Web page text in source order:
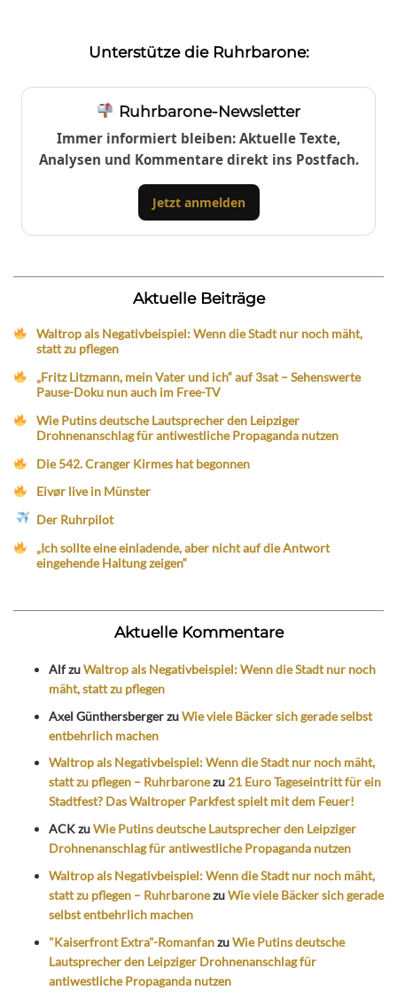
Unterstütze die Ruhrbarone:
Ruhrbarone-Newsletter
Immer informiert bleiben: Aktuelle Texte,
Analysen und Kommentare direkt ins Postfach.
Jetzt anmelden
Aktuelle Beiträge
Waltrop als Negativbeispiel: Wenn die Stadt nur noch mäht,
statt zu pflegen
„Fritz Litzmann, mein Vater und ich“ auf 3sat – Sehenswerte
Pause-Doku nun auch im Free-TV
Wie Putins deutsche Lautsprecher den Leipziger
Drohnenanschlag für antiwestliche Propaganda nutzen
Die 542. Cranger Kirmes hat begonnen
Eivør live in Münster
Der Ruhrpilot
„Ich sollte eine einladende, aber nicht auf die Antwort
eingehende Haltung zeigen“
Aktuelle Kommentare
AlfzuWaltrop als Negativbeispiel: Wenn die Stadt nur noch
mäht, statt zu pflegen
Axel GünthersbergerzuWie viele Bäcker sich gerade selbst
entbehrlich machen
Waltrop als Negativbeispiel: Wenn die Stadt nur noch mäht,
statt zu pflegen – Ruhrbaronezu 21 Euro Tageseintritt für ein
Stadtfest? Das Waltroper Parkfest spielt mit dem Feuer!
ACKzuWie Putins deutsche Lautsprecher den Leipziger
Drohnenanschlag für antiwestliche Propaganda nutzen
Waltrop als Negativbeispiel: Wenn die Stadt nur noch mäht,
statt zu pflegen – RuhrbaronezuWie viele Bäcker sich gerade
selbst entbehrlich machen
"Kaiserfront Extra"-RomanfanzuWie Putins deutsche
Lautsprecher den Leipziger Drohnenanschlag für
antiwestliche Propaganda nutzen